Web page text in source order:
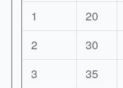
1
20
2
30
3
35